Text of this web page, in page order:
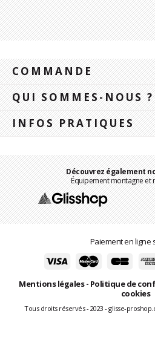
COMMANDE
QUI SOMMES-NOUS ?
INFOS PRATIQUES
Découvrez également
Équipement montagne et
Paiement en ligne
Mentions légales- Politique de
cookies
Tous droits réservés - 2023 - glisse-